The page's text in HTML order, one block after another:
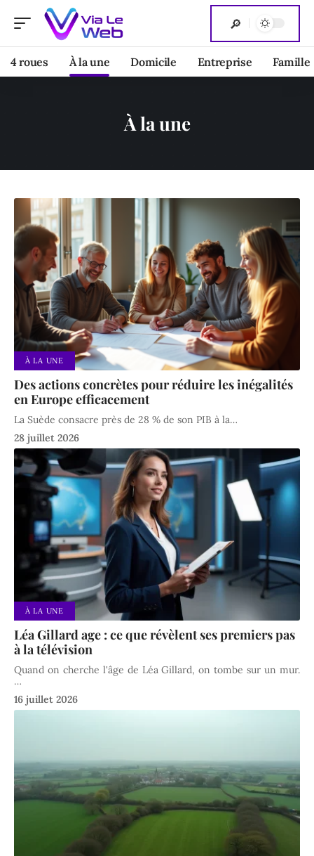
4 roues À la une Domicile Entreprise Famille
À la une
À LA UNE
Des actions concrètes pour réduire les inégalités
en Europe efficacement
La Suède consacre près de 28 % de son PIB à la…
28 juillet 2026
À LA UNE
Léa Gillard age : ce que révèlent ses premiers pas
à la télévision
Quand on cherche l'âge de Léa Gillard, on tombe sur un mur.
…
16 juillet 2026